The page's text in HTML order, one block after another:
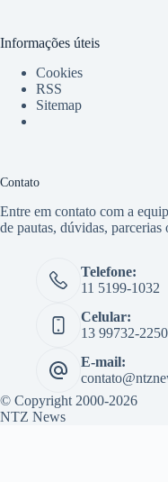
Informações úteis
Cookies
RSS
Sitemap
Contato
Entre em contato com a
de pautas, dúvidas, parcerias
Telefone:
11 5199-1032
Celular:
13 99732-2250
E-mail:
© Copyright 2000-2026
NTZ News